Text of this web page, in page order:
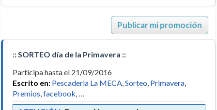
Publicar mi promoción
:: SORTEO día de la Primavera ::
Participa hasta el 21/09/2016
Escrito en: Pescaderia La MECA,Sorteo, Primavera,
Premios,facebook, …